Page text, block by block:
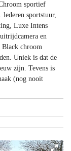
sportief
sportstuur,
Luxe Intens
en
Black chroom
Uniek is dat de
zijn. Tevens is
(nog nooit